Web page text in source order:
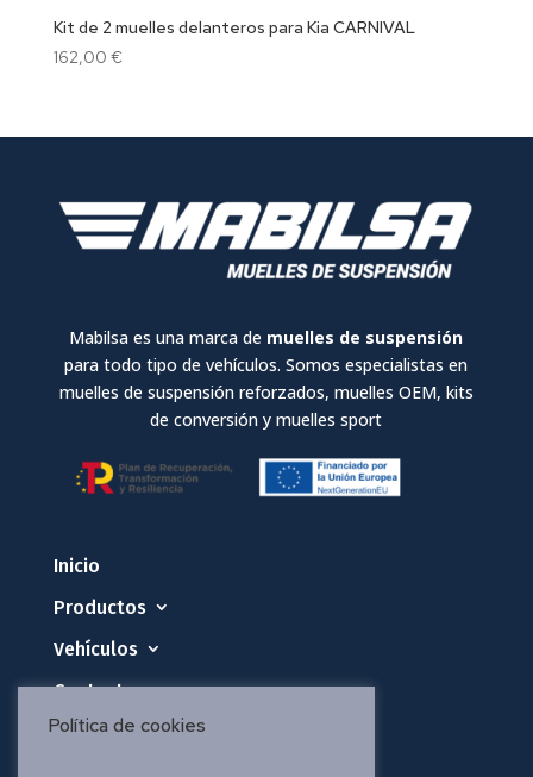
Kit de 2 muelles delanteros para Kia CARNIVAL
162,00 €
Mabilsa es una marca de muelles de suspensión
para todo tipo de vehículos. Somos especialistas en
muelles de suspensión reforzados, muelles OEM, kits
de conversión y muelles sport
Inicio
Productos
Vehículos
Contacto
Política de cookies